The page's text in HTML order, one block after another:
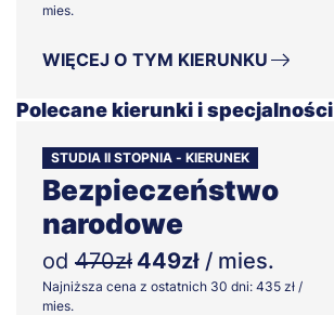
mies.
WIĘCEJ O TYM KIERUNKU
Polecane kierunki i specjalności
STUDIA II STOPNIA - KIERUNEK
Bezpieczeństwo
narodowe
od 470zł 449zł / mies.
Najniższa cena z ostatnich 30 dni: 435 zł /
mies.